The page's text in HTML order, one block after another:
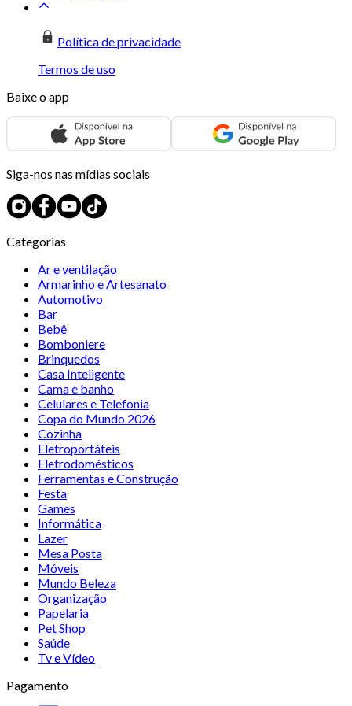
Política de privacidade
Termos de uso
Baixe o app
Siga-nos nas mídias sociais
Categorias
Ar e ventilação
Armarinho e Artesanato
Automotivo
Bar
Bebê
Bomboniere
Brinquedos
Casa Inteligente
Cama e banho
Celulares e Telefonia
Copa do Mundo 2026
Cozinha
Eletroportáteis
Eletrodomésticos
Ferramentas e Construção
Festa
Games
Informática
Lazer
Mesa Posta
Móveis
Mundo Beleza
Organização
Papelaria
Pet Shop
Saúde
Tv e Vídeo
Pagamento